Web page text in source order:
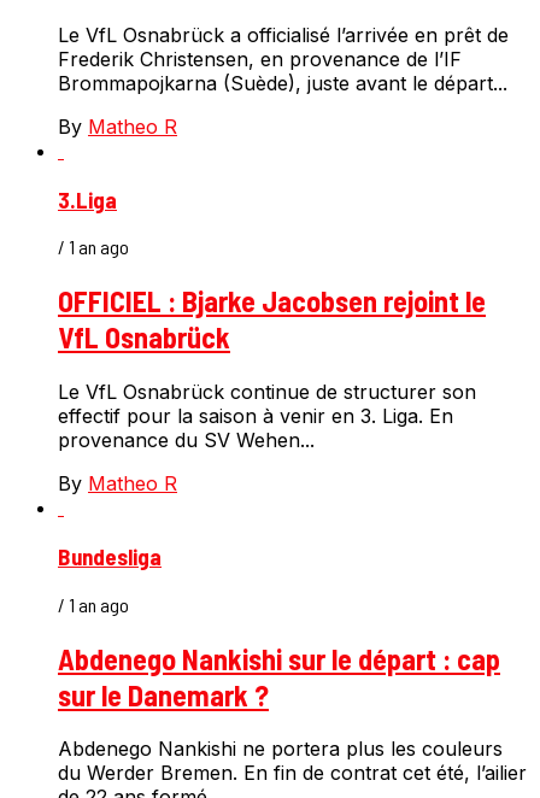
Le VfL Osnabrück a officialisé l’arrivée en prêt de
Frederik Christensen, en provenance de l’IF
Brommapojkarna (Suède), juste avant le départ...
By Matheo R
3.Liga
/ 1 an ago
OFFICIEL : Bjarke Jacobsen rejoint le
VfL Osnabrück
Le VfL Osnabrück continue de structurer son
effectif pour la saison à venir en 3. Liga. En
provenance du SV Wehen...
By Matheo R
Bundesliga
/ 1 an ago
Abdenego Nankishi sur le départ : cap
sur le Danemark ?
Abdenego Nankishi ne portera plus les couleurs
du Werder Bremen. En fin de contrat cet été, l’ailier